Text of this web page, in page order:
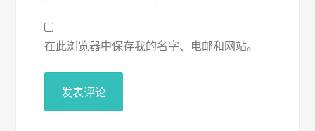
在此浏览器中保存我的名字、电邮和网站。